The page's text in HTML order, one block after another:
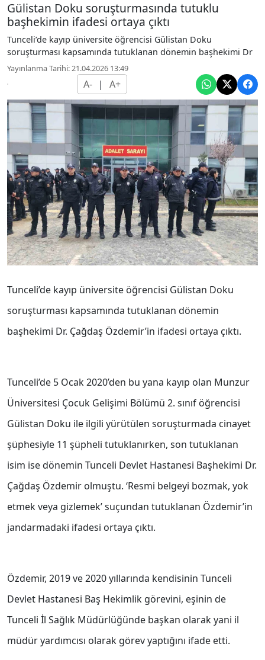
Gülistan Doku soruşturmasında tutuklu
başhekimin ifadesi ortaya çıktı
Tunceli’de kayıp üniversite öğrencisi Gülistan Doku
soruşturması kapsamında tutuklanan dönemin başhekimi Dr
Yayınlanma Tarihi: 21.04.2026 13:49
A- | A+
Tunceli’de kayıp üniversite öğrencisi Gülistan Doku
soruşturması kapsamında tutuklanan dönemin
başhekimi Dr. Çağdaş Özdemir’in ifadesi ortaya çıktı.
Tunceli’de 5 Ocak 2020’den bu yana kayıp olan Munzur
Üniversitesi Çocuk Gelişimi Bölümü 2. sınıf öğrencisi
Gülistan Doku ile ilgili yürütülen soruşturmada cinayet
şüphesiyle 11 şüpheli tutuklanırken, son tutuklanan
isim ise dönemin Tunceli Devlet Hastanesi Başhekimi Dr.
Çağdaş Özdemir olmuştu. ‘Resmi belgeyi bozmak, yok
etmek veya gizlemek’ suçundan tutuklanan Özdemir’in
jandarmadaki ifadesi ortaya çıktı.
Özdemir, 2019 ve 2020 yıllarında kendisinin Tunceli
Devlet Hastanesi Baş Hekimlik görevini, eşinin de
Tunceli İl Sağlık Müdürlüğünde başkan olarak yani il
müdür yardımcısı olarak görev yaptığını ifade etti.